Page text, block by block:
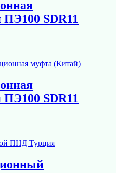
ПЭ100 SDR11
ПЭ100 SDR11